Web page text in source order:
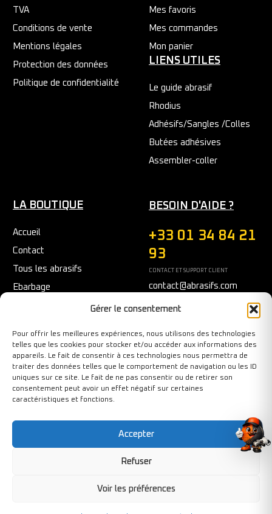
Gérer le consentement
Pour offrir les meilleures expériences, nous utilisons des technologies
telles que les cookies pour stocker et/ou accéder aux informations des
appareils. Le fait de consentir à ces technologies nous permettra de
traiter des données telles que le comportement de navigation ou les ID
uniques sur ce site. Le fait de ne pas consentir ou de retirer son
consentement peut avoir un effet négatif sur certaines
caractéristiques et fonctions.
Accepter
Refuser
Voir les préférences
TVA
Conditions de vente
Mentions légales
Protection des données
Politique de confidentialité
Mes favoris
Mes commandes
Mon panier
LIENS UTILES
Le guide abrasif
Rhodius
Adhésifs/Sangles /Colles
Butées adhésives
Assembler-coller
LA BOUTIQUE
Accueil
Contact
Tous les abrasifs
Ebarbage
Nettoyage
Outils diamantés
Ponçage
Sécurité au travail
BESOIN D'AIDE ?
+33 01 34 84 21
93
CONTACT ET SUPPORT CLIENT
contact@abrasifs.com
Du Lundi au Vendredi
Copyright©BY-PIXCL 2026. Tous droits réservés.